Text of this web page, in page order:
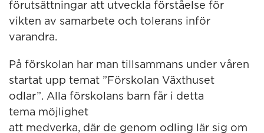
förutsättningar att utveckla förståelse för
vikten av samarbete och tolerans inför
varandra.
På förskolan har man tillsammans under våren
startat upp temat ”Förskolan Växthuset
odlar”. Alla förskolans barn får i detta
tema möjlighet
att medverka, där de genom odling lär sig om